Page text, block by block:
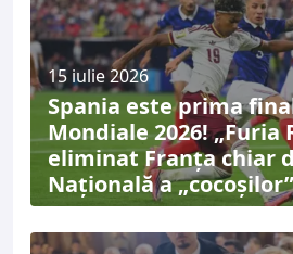
15 iulie 2026
Spania este prima
Mondiale 2026! „Furia
eliminat Franța chiar
Națională a „cocoșilor”